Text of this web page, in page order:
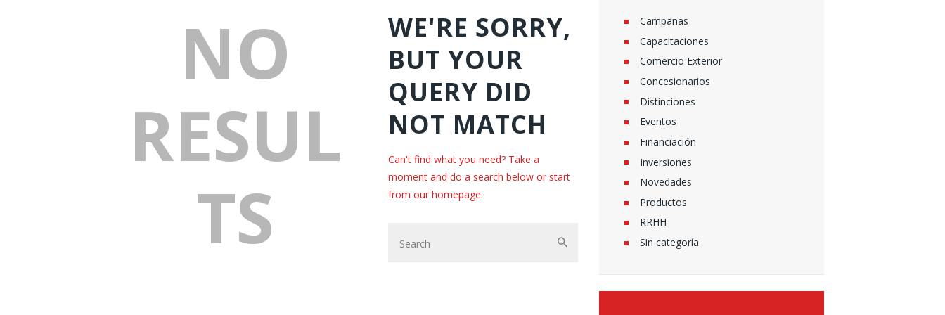
NO
RESUL
TS
WE'RE SORRY,
BUT YOUR
QUERY DID
NOT MATCH
Can't find what you need? Take a
moment and do a search below or start
from our homepage.
Campañas
Capacitaciones
Comercio Exterior
Concesionarios
Distinciones
Eventos
Financiación
Inversiones
Novedades
Productos
RRHH
Sin categoría